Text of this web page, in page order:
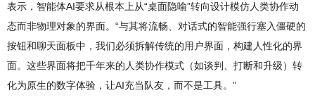
表示，智能体AI要求从根本上从“桌面隐喻”转向设计模仿人类协作动
态而非物理对象的界面。“与其将流畅、对话式的智能强行塞入僵硬的
按钮和聊天面板中，我们必须拆解传统的用户界面，构建人性化的界
面。这些界面将把千年来的人类协作模式（如谈判、打断和升级）转
化为原生的数字体验，让AI充当队友，而不是工具。”